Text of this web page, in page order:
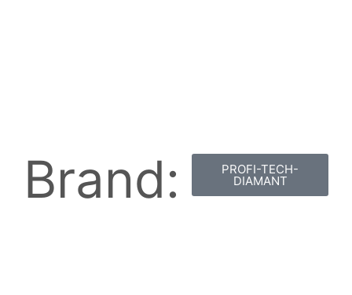
Brand: PROFI-TECH-
DIAMANT